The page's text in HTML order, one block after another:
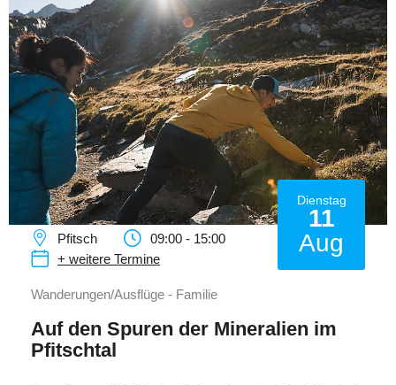
Dienstag
11
Aug
Pfitsch
09:00 - 15:00
+ weitere Termine
Wanderungen/Ausflüge - Familie
Auf den Spuren der Mineralien im
Pfitschtal